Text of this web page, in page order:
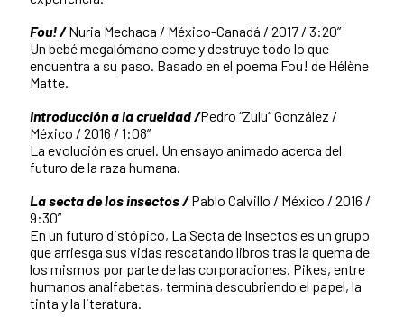
Fou! /Nuria Mechaca / México-Canadá / 2017 / 3:20”
Un bebé megalómano come y destruye todo lo que
encuentra a su paso. Basado en el poema Fou! de Hélène
Matte.
Introducción a la crueldad /Pedro “Zulu” González /
México / 2016 / 1:08”
La evolución es cruel. Un ensayo animado acerca del
futuro de la raza humana.
La secta de los insectos /Pablo Calvillo / México / 2016 /
9:30”
En un futuro distópico, La Secta de Insectos es un grupo
que arriesga sus vidas rescatando libros tras la quema de
los mismos por parte de las corporaciones. Pikes, entre
humanos analfabetas, termina descubriendo el papel, la
tinta y la literatura.